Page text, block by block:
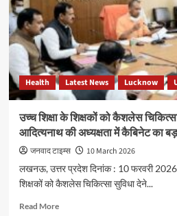
विभाग
‘एक्शन
मोड’
में,
दवाओं
की
कमी
और
तकनीकी
बाधाओं
को
दूर
के
सख्त
Health Latest News Lucknow
उच्च शिक्षा के शिक्षकों को कैशलेस
आदित्यनाथ की अध्यक्षता में कैबिनेट का
जनवाद टाइम्स
10 March 2026
लखनऊ, उत्तर प्रदेश दिनांक : 10 फरवरी 2026
शिक्षकों को कैशलेस चिकित्सा सुविधा देने...
Read MoreRead